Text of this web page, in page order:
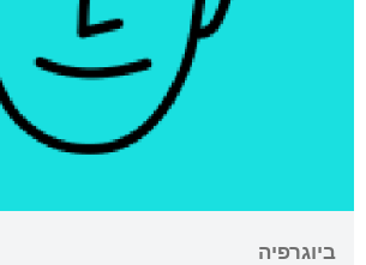
ביוגרפיה